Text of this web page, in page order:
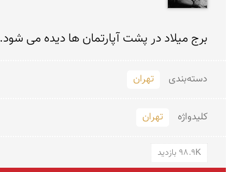
برج میلاد در پشت آپارتمان ها دیده می شود.
دسته‌بندی تهران
کلید‌واژه تهران
98.9K بازدید